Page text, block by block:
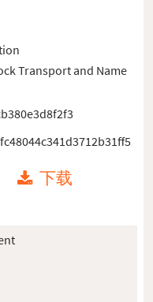
Transport and Name
下载